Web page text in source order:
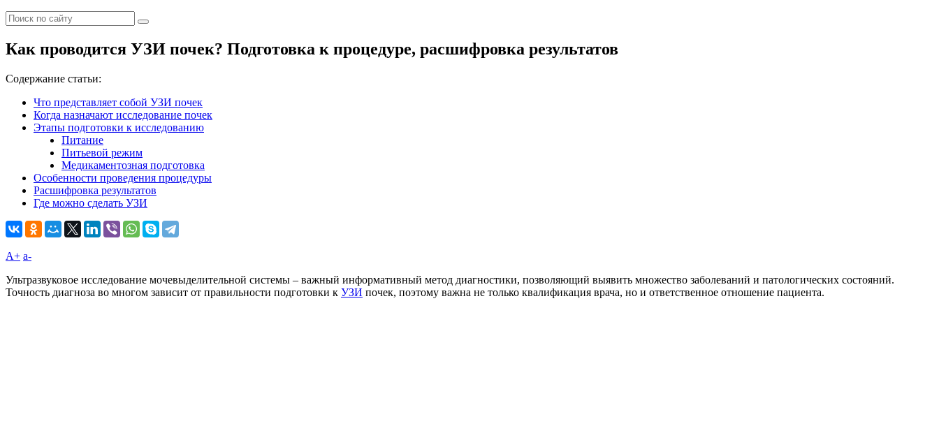
Как проводится УЗИ почек? Подготовка к процедуре, расшифровка результатов
Содержание статьи:
Что представляет собой УЗИ почек
Когда назначают исследование почек
Этапы подготовки к исследованию
Питание
Питьевой режим
Медикаментозная подготовка
Особенности проведения процедуры
Расшифровка результатов
Где можно сделать УЗИ
A+ а-
Ультразвуковое исследование мочевыделительной системы – важный информативный метод диагностики, позволяющий выявить множество заболеваний и патологических состояний.
Точность диагноза во многом зависит от правильности подготовки к УЗИ почек, поэтому важна не только квалификация врача, но и ответственное отношение пациента.